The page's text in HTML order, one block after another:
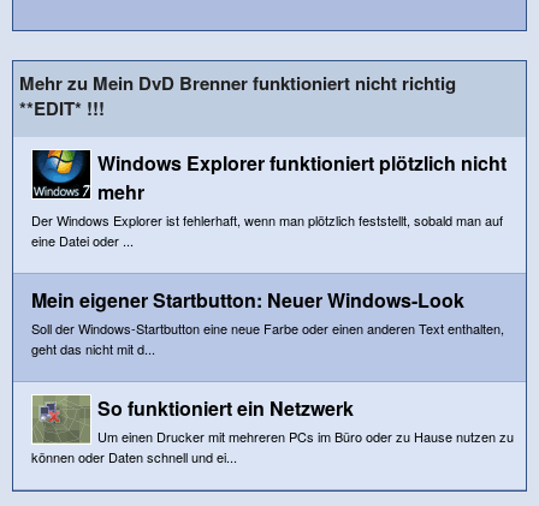
Mehr zu Mein DvD Brenner funktioniert nicht richtig
**EDIT* !!!
Windows Explorer funktioniert plötzlich nicht
mehr
Der Windows Explorer ist fehlerhaft, wenn man plötzlich feststellt, sobald man auf
eine Datei oder ...
Mein eigener Startbutton: Neuer Windows-Look
Soll der Windows-Startbutton eine neue Farbe oder einen anderen Text enthalten,
geht das nicht mit d...
So funktioniert ein Netzwerk
Um einen Drucker mit mehreren PCs im Büro oder zu Hause nutzen zu
können oder Daten schnell und ei...